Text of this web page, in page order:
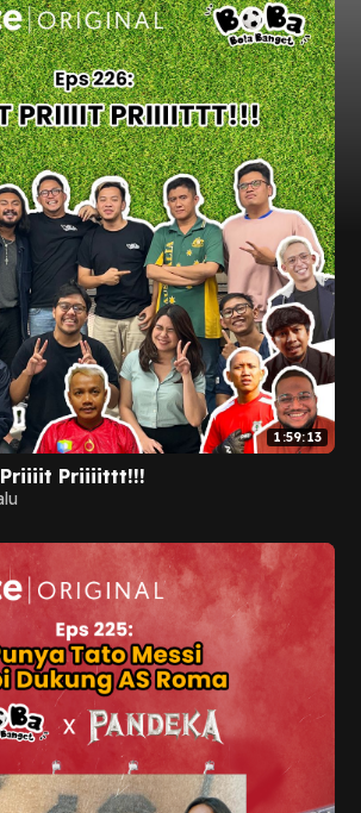
1:59:13
Priiiit Priiiittt!!!